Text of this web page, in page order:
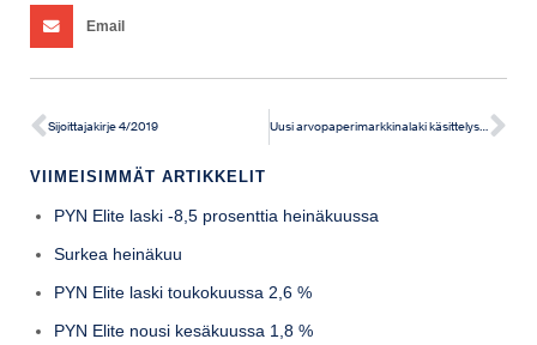
Email
Sijoittajakirje 4/2019 Uusi arvopaperimarkkinalaki käsittelyssä ja salkkuhommia
VIIMEISIMMÄT ARTIKKELIT
PYN Elite laski -8,5 prosenttia heinäkuussa
Surkea heinäkuu
PYN Elite laski toukokuussa 2,6 %
PYN Elite nousi kesäkuussa 1,8 %